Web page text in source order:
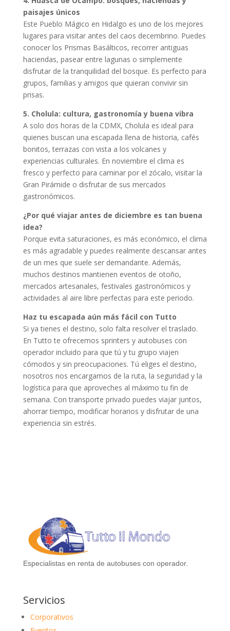
paisajes únicos
Este Pueblo Mágico en Hidalgo es uno de los mejores
lugares para visitar antes del caos decembrino. Puedes
conocer los Prismas Basálticos, recorrer antiguas
haciendas, pasear entre lagunas o simplemente
disfrutar de la tranquilidad del bosque. Es perfecto para
grupos, familias y amigos que quieran convivir sin
prisas.
5. Cholula: cultura, gastronomía y buena vibra
A solo dos horas de la CDMX, Cholula es ideal para
quienes buscan una escapada llena de historia, cafés
bonitos, terrazas con vista a los volcanes y
experiencias culturales. En noviembre el clima es
fresco y perfecto para caminar por el zócalo, visitar la
Gran Pirámide o disfrutar de sus mercados
gastronómicos.
¿Por qué viajar antes de diciembre es tan buena
idea?
Porque evita saturaciones, es más económico, el clima
es más agradable y puedes realmente descansar antes
de un mes que suele ser demandante. Además,
muchos destinos mantienen eventos de otoño,
mercados artesanales, festivales gastronómicos y
actividades al aire libre perfectas para este periodo.
Haz tu escapada aún más fácil con Tutto
Si ya tienes el destino, solo falta resolver el traslado.
En Tutto te ofrecemos sprinters y autobuses con
operador incluido para que tú y tu grupo viajen
cómodos y sin preocupaciones. Tú eliges el destino,
nosotros nos encargamos de la ruta, la seguridad y la
logística para que aproveches al máximo tu fin de
semana. Con transporte privado puedes viajar juntos,
ahorrar tiempo, modificar horarios y disfrutar de una
experiencia sin estrés.
Especialistas en renta de autobuses con operador.
Servicios
Corporativos